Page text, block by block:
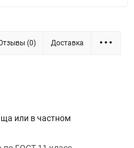
(0) Доставка
или в частном